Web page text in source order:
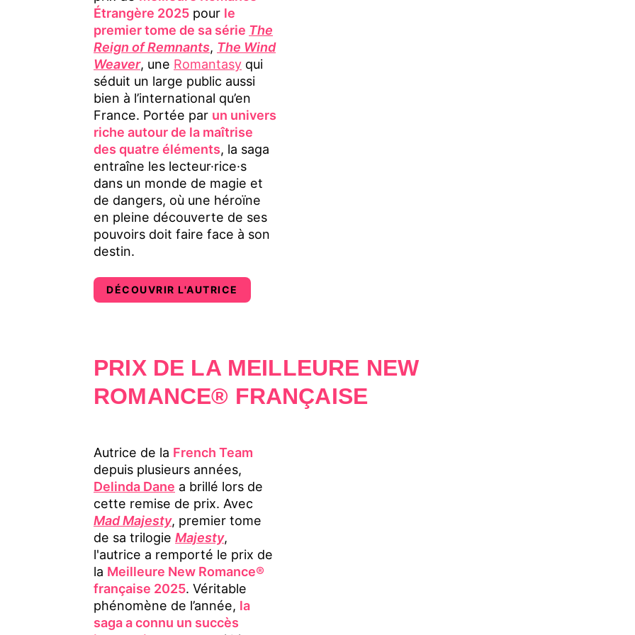
Étrangère 2025 pour le
premier tome de sa série The
Reign of Remnants, The Wind
Weaver, une Romantasy qui
séduit un large public aussi
bien à l’international qu’en
France. Portée par un univers
riche autour de la maîtrise
des quatre éléments, la saga
entraîne les lecteur·rice·s
dans un monde de magie et
de dangers, où une héroïne
en pleine découverte de ses
pouvoirs doit faire face à son
destin.
DÉCOUVRIR L'AUTRICE
PRIX DE LA MEILLEURE NEW
ROMANCE® FRANÇAISE
Autrice de la French Team
depuis plusieurs années,
Delinda Dane a brillé lors de
cette remise de prix. Avec
Mad Majesty, premier tome
de sa trilogie Majesty,
l'autrice a remporté le prix de
la Meilleure New Romance®
française 2025. Véritable
phénomène de l’année, la
saga a connu un succès